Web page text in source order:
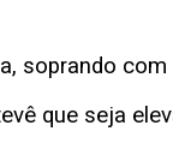
soprando
que seja